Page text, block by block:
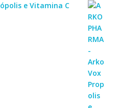
e Vitamina C